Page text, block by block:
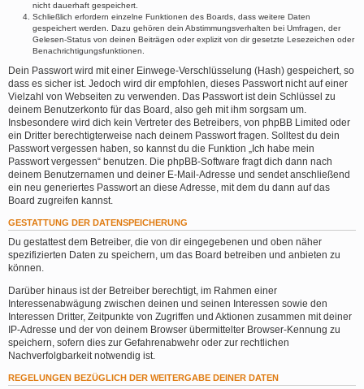
nicht dauerhaft gespeichert.
Schließlich erfordern einzelne Funktionen des Boards, dass weitere Daten
gespeichert werden. Dazu gehören dein Abstimmungsverhalten bei Umfragen, der
Gelesen-Status von deinen Beiträgen oder explizit von dir gesetzte Lesezeichen oder
Benachrichtigungsfunktionen.
Dein Passwort wird mit einer Einwege-Verschlüsselung (Hash) gespeichert, so
dass es sicher ist. Jedoch wird dir empfohlen, dieses Passwort nicht auf einer
Vielzahl von Webseiten zu verwenden. Das Passwort ist dein Schlüssel zu
deinem Benutzerkonto für das Board, also geh mit ihm sorgsam um.
Insbesondere wird dich kein Vertreter des Betreibers, von phpBB Limited oder
ein Dritter berechtigterweise nach deinem Passwort fragen. Solltest du dein
Passwort vergessen haben, so kannst du die Funktion „Ich habe mein
Passwort vergessen“ benutzen. Die phpBB-Software fragt dich dann nach
deinem Benutzernamen und deiner E-Mail-Adresse und sendet anschließend
ein neu generiertes Passwort an diese Adresse, mit dem du dann auf das
Board zugreifen kannst.
GESTATTUNG DER DATENSPEICHERUNG
Du gestattest dem Betreiber, die von dir eingegebenen und oben näher
spezifizierten Daten zu speichern, um das Board betreiben und anbieten zu
können.
Darüber hinaus ist der Betreiber berechtigt, im Rahmen einer
Interessenabwägung zwischen deinen und seinen Interessen sowie den
Interessen Dritter, Zeitpunkte von Zugriffen und Aktionen zusammen mit deiner
IP-Adresse und der von deinem Browser übermittelter Browser-Kennung zu
speichern, sofern dies zur Gefahrenabwehr oder zur rechtlichen
Nachverfolgbarkeit notwendig ist.
REGELUNGEN BEZÜGLICH DER WEITERGABE DEINER DATEN